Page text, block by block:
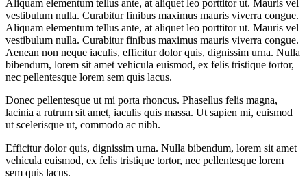
Aliquam elementum tellus ante, at aliquet leo porttitor ut. Mauris vel
vestibulum nulla. Curabitur finibus maximus mauris viverra congue.
Aliquam elementum tellus ante, at aliquet leo porttitor ut. Mauris vel
vestibulum nulla. Curabitur finibus maximus mauris viverra congue.
Aenean non neque iaculis, efficitur dolor quis, dignissim urna. Nulla
bibendum, lorem sit amet vehicula euismod, ex felis tristique tortor,
nec pellentesque lorem sem quis lacus.
Donec pellentesque ut mi porta rhoncus. Phasellus felis magna,
lacinia a rutrum sit amet, iaculis quis massa. Ut sapien mi, euismod
ut scelerisque ut, commodo ac nibh.
Efficitur dolor quis, dignissim urna. Nulla bibendum, lorem sit amet
vehicula euismod, ex felis tristique tortor, nec pellentesque lorem
sem quis lacus.